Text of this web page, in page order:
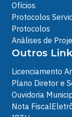
Ofícios
Protocolos
Protocolos
Análises de
Outros
Licenciamento
Plano Diretor e
Ouvidoria
Nota